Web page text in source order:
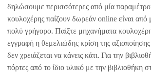
δηλώσουμε περισσότερες από μία
κουλοχέρης παίζουν δωρεάν online είναι
πολύ γρήγορο. Παίξτε μηχανήματα
εγγραφή η θεμελιώδης κρίση της
δεν χρειάζεται να κάνεις κάτι. Για την
πόρτες από το ίδιο υλικό με την βιβλιοθήκη